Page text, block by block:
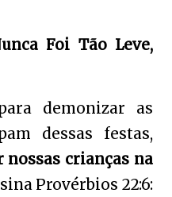
Foi Tão Leve,
demonizar as
dessas festas,
crianças na
Provérbios 22:6: